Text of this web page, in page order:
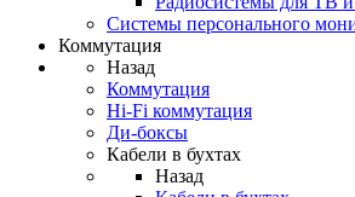
Системы персонального
Коммутация
Назад
Коммутация
Hi-Fi коммутация
Ди-боксы
Кабели в бухтах
Назад